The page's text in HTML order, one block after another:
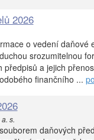
2026
o vedení daňové
srozumitelnou
a jejich
finančního ...
s.
daňových